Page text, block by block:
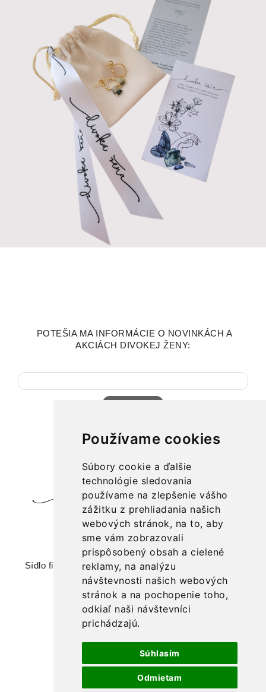
Používame cookies
Súbory cookie a ďalšie
technológie sledovania
používame na zlepšenie vášho
zážitku z prehliadania našich
webových stránok, na to, aby
sme vám zobrazovali
prispôsobený obsah a cielené
reklamy, na analýzu
návštevnosti našich webových
stránok a na pochopenie toho,
odkiaľ naši návštevníci
prichádzajú.
Súhlasím
Odmietam
POTEŠIA MA INFORMÁCIE O NOVINKÁCH A
AKCIÁCH DIVOKEJ ŽENY:
značka: Divoká žena
Sídlo firmy: IRKA spol. s r. o., Romanova 44, 851 02
Bratislava
+421 903 202 100,
veronika.hrabackova@divokazena.sk